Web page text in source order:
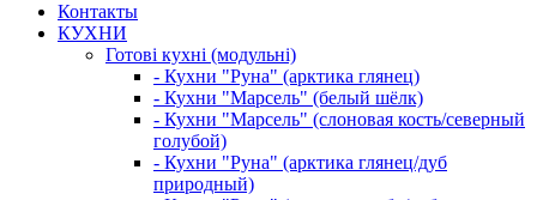
Контакты
КУХНИ
Готові кухні (модульні)
- Кухни "Руна" (арктика глянец)
- Кухни "Марсель" (белый шёлк)
- Кухни "Марсель" (слоновая кость/северный
голубой)
- Кухни "Руна" (арктика глянец/дуб
природный)